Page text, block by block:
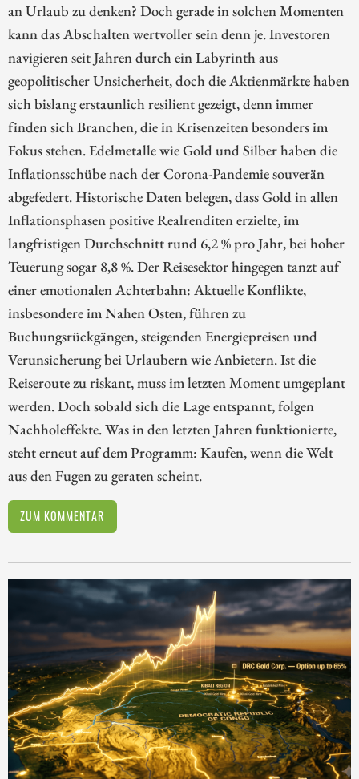
an Urlaub zu denken? Doch gerade in solchen Momenten
kann das Abschalten wertvoller sein denn je. Investoren
navigieren seit Jahren durch ein Labyrinth aus
geopolitischer Unsicherheit, doch die Aktienmärkte haben
sich bislang erstaunlich resilient gezeigt, denn immer
finden sich Branchen, die in Krisenzeiten besonders im
Fokus stehen. Edelmetalle wie Gold und Silber haben die
Inflationsschübe nach der Corona-Pandemie souverän
abgefedert. Historische Daten belegen, dass Gold in allen
Inflationsphasen positive Realrenditen erzielte, im
langfristigen Durchschnitt rund 6,2 % pro Jahr, bei hoher
Teuerung sogar 8,8 %. Der Reisesektor hingegen tanzt auf
einer emotionalen Achterbahn: Aktuelle Konflikte,
insbesondere im Nahen Osten, führen zu
Buchungsrückgängen, steigenden Energiepreisen und
Verunsicherung bei Urlaubern wie Anbietern. Ist die
Reiseroute zu riskant, muss im letzten Moment umgeplant
werden. Doch sobald sich die Lage entspannt, folgen
Nachholeffekte. Was in den letzten Jahren funktionierte,
steht erneut auf dem Programm: Kaufen, wenn die Welt
aus den Fugen zu geraten scheint.
ZUM KOMMENTAR